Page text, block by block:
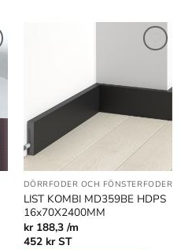
i
DÖRRFODER OCH FÖNSTERFODER
LIST KOMBI MD359BE HDPS
16x70X2400MM
kr 188,3 /m
452 kr ST